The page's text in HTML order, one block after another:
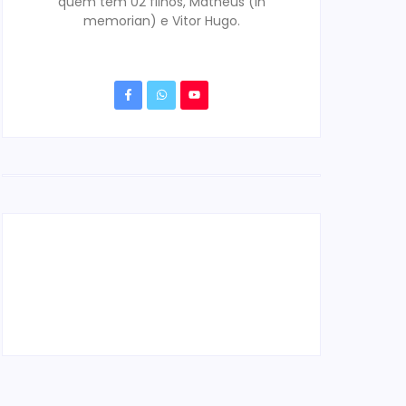
memorian) e Vitor Hugo.